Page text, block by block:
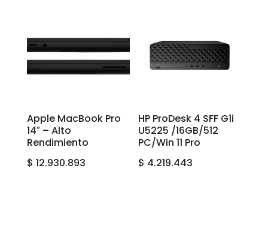
Apple MacBook Pro
14″ – Alto
Rendimiento
$ 12.930.893
HP ProDesk 4 SFF G1i
U5225 /16GB/512
PC/Win 11 Pro
$ 4.219.443